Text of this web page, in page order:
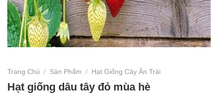
Trang Chủ / Sản Phẩm / Hạt Giống Cây Ăn Trái
Hạt giống dâu tây đỏ mùa hè